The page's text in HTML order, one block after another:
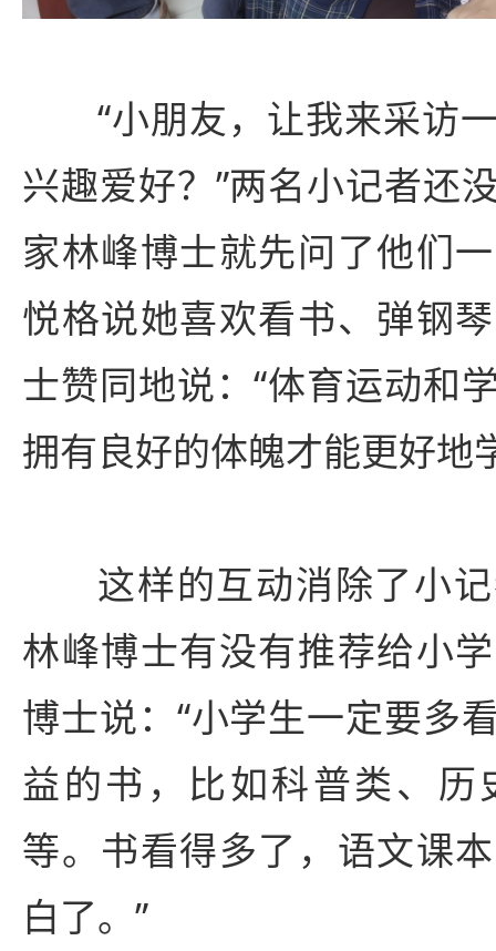
“小朋友，让我来采访
兴趣爱好？”两名小记者还
家林峰博士就先问了他们
悦格说她喜欢看书、弹钢
士赞同地说：“体育运动和
拥有良好的体魄才能更好地
这样的互动消除了小
林峰博士有没有推荐给小
博士说：“小学生一定要多
益的书，比如科普类、历
等。书看得多了，语文课
白了。”